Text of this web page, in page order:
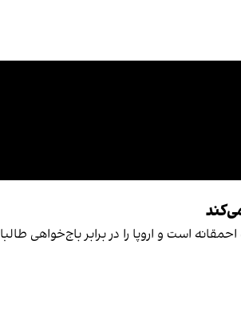
است و اروپا را در برابر باج‌خواهی